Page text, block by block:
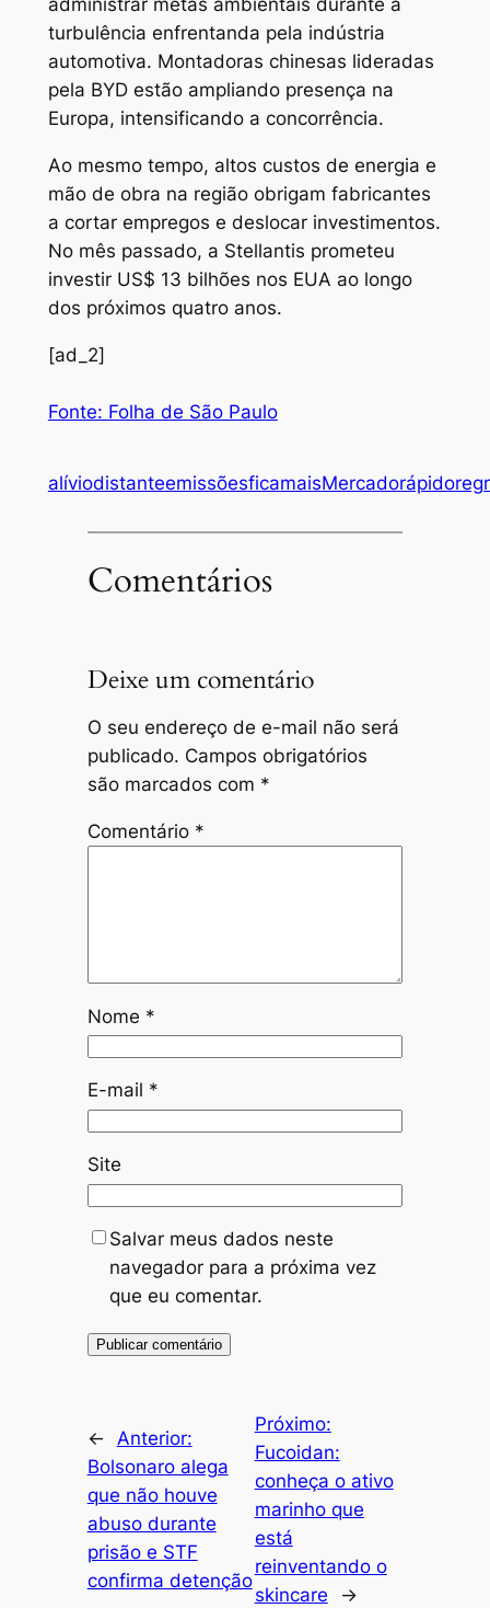
turbulência enfrentanda pela indústria
automotiva. Montadoras chinesas lideradas
pela BYD estão ampliando presença na
Europa, intensificando a concorrência.
Ao mesmo tempo, altos custos de energia e
mão de obra na região obrigam fabricantes
a cortar empregos e deslocar investimentos.
No mês passado, a Stellantis prometeu
investir US$ 13 bilhões nos EUA ao longo
dos próximos quatro anos.
[ad_2]
Fonte: Folha de São Paulo
alíviodistanteemissõesficamaisMercadorápido
Comentários
Deixe um comentário
O seu endereço de e-mail não será
publicado. Campos obrigatórios
são marcados com *
Comentário *
Nome *
E-mail *
Site
Salvar meus dados neste
navegador para a próxima vez
que eu comentar.
← Anterior:
Bolsonaro alega
que não houve
abuso durante
prisão e STF
confirma detenção
Próximo:
Fucoidan:
conheça o ativo
marinho que
está
reinventando o
skincare
→